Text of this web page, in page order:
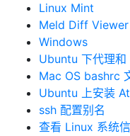
Linux Mint
Meld Diff Viewer
Windows
Ubuntu 下代理
Mac OS bashrc
Ubuntu 上安装
ssh 配置别名
查看 Linux 系统